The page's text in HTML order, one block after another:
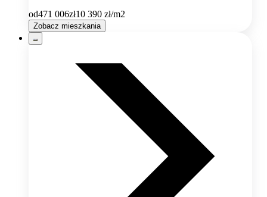
od471 006zł10 390 zł/m2
Zobacz mieszkania